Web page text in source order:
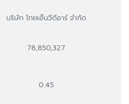
บริษัท ไทยเอ็นวีดีอาร์ จำกัด
78,850,327
0.45